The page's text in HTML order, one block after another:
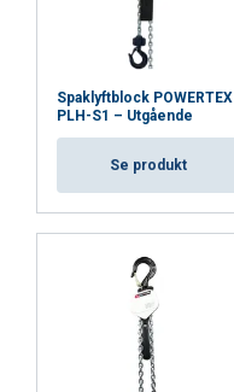
Spaklyftblock POWERTEX
PLH-S1 – Utgående
Se produkt